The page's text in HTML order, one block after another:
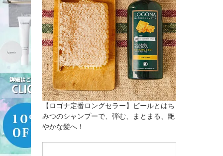
【ロゴナ定番ロングセラー】ビールとはち
みつのシャンプーで、弾む、まとまる、艶
やかな髪へ！